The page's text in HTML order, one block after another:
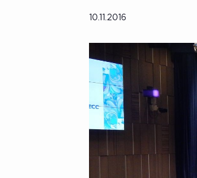
10.11.2016